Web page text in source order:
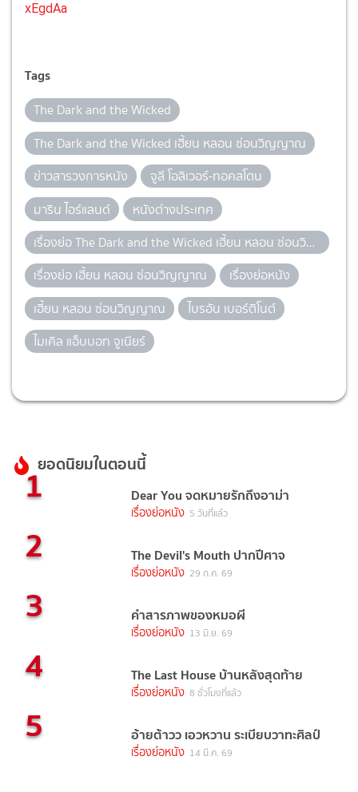
xEgdAa
Tags
The Dark and the Wicked
The Dark and the Wicked เฮี้ยน หลอน ซ่อนวิญญาณ
ข่าวสารวงการหนัง
จูลี โอลิเวอร์-ทอคสโตน
มาริน ไอร์แลนด์
หนังต่างประเทศ
เรื่องย่อ The Dark and the Wicked เฮี้ยน หลอน ซ่อนวิญญาณ
เรื่องย่อ เฮี้ยน หลอน ซ่อนวิญญาณ
เรื่องย่อหนัง
เฮี้ยน หลอน ซ่อนวิญญาณ
ไบรอัน เบอร์ติโนต์
ไมเคิล แอ็บบอท จูเนียร์
ยอดนิยมในตอนนี้
1 Dear You จดหมายรักถึงอาม่า
เรื่องย่อหนัง 5 วันที่แล้ว
2 The Devil's Mouth ปากปีศาจ
เรื่องย่อหนัง 29 ก.ค. 69
3 คำสารภาพของหมอผี
เรื่องย่อหนัง 13 มิ.ย. 69
4 The Last House บ้านหลังสุดท้าย
เรื่องย่อหนัง 8 ชั่วโมงที่แล้ว
5 อ้ายต้าวว เอวหวาน ระเบียบวาทะศิลป์
เรื่องย่อหนัง 14 มี.ค. 69